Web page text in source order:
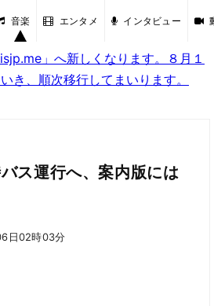
音楽 エンタメ インタビュー
」へ新しくなります。８月１
き、順次移行してまいります。
ス運行へ、案内版には
日02時03分